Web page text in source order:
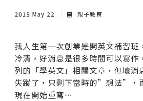
2015 May 22 親子教育
我人生第一次創業是開英文補習班
冷清，好消息是很多時間可以寫作
列的「學英文」相關文章，但壞消
失蹤了，只剩下當時的”想法”，
現在開始重寫…